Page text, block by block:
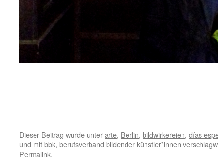
Dieser Beitrag wurde unterarte, Berlin, bildwirkereien, días
und mitbbk, berufsverband bildender künstler*innen
Permalink.